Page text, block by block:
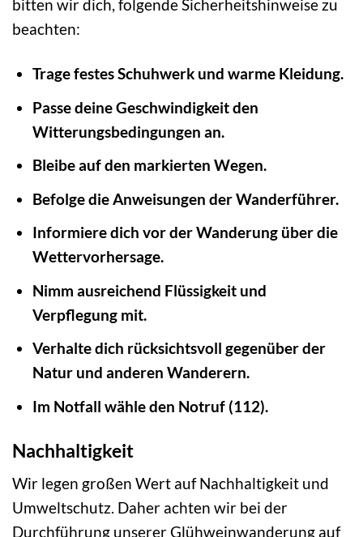
bitten wir dich, folgende Sicherheitshinweise zu
beachten:
Trage festes Schuhwerk und warme Kleidung.
Passe deine Geschwindigkeit den
Witterungsbedingungen an.
Bleibe auf den markierten Wegen.
Befolge die Anweisungen der Wanderführer.
Informiere dich vor der Wanderung über die
Wettervorhersage.
Nimm ausreichend Flüssigkeit und
Verpflegung mit.
Verhalte dich rücksichtsvoll gegenüber der
Natur und anderen Wanderern.
Im Notfall wähle den Notruf (112).
Nachhaltigkeit
Wir legen großen Wert auf Nachhaltigkeit und
Umweltschutz. Daher achten wir bei der
Durchführung unserer Glühweinwanderung auf